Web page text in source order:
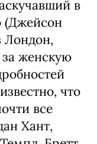
в
(Джейсон
Лондон,
за женскую
что
все
Хант,